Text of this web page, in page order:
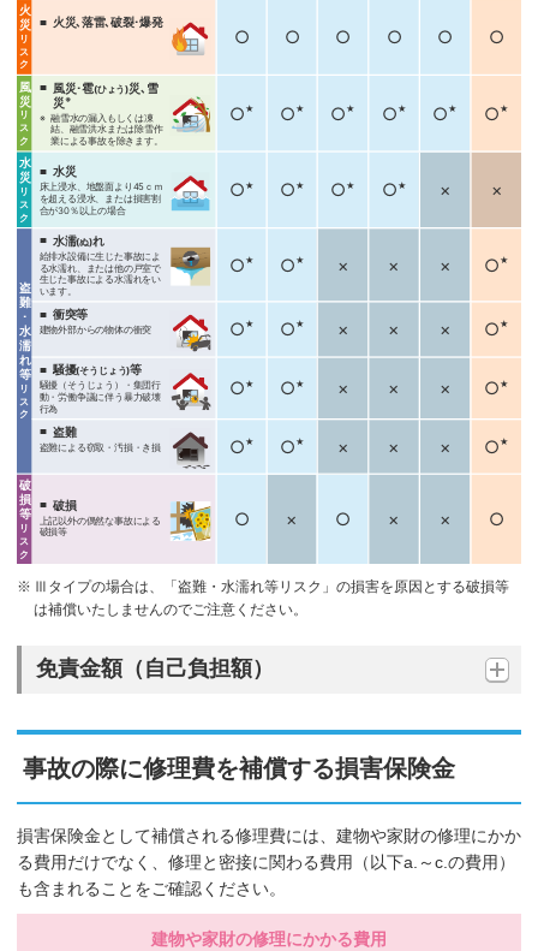
火
災
リ
ス
ク
火災､落雷､破裂･爆発
○ ○ ○ ○ ○ ○
風
災
リ
ス
ク
風災･雹(ひょう)災､雪
災※
融雪水の漏入もしくは凍
結、融雪洪水または除雪作
業による事故を除きます。
○ ★ ○ ★ ○ ★ ○ ★ ○ ★ ○ ★
水
災
リ
ス
ク
水災
床上浸水、地盤面より45ｃｍ
を超える浸水、または損害割
合が30％以上の場合
○ ★ ○ ★ ○ ★ ○ ★ × ×
盗
難
･
水
濡
れ
等
リ
ス
ク
水濡(ぬ)れ
給排水設備に生じた事故によ
る水濡れ、または他の戸室で
生じた事故による水濡れをい
います。
○ ★ ○ ★ × × × ○ ★
衝突等
建物外部からの物体の衝突 ○ ★ ○ ★ × × × ○ ★
騒擾(そうじょう)等
騒擾（そうじょう）・集団行
動・労働争議に伴う暴力破壊
行為
○ ★ ○ ★ × × × ○ ★
盗難
盗難による窃取・汚損・き損 ○ ★ ○ ★ × × × ○ ★
破
損
等
リ
ス
ク
破損
上記以外の偶然な事故による
破損等
○ × ○ × × ○
Ⅲタイプの場合は、「盗難・水濡れ等リスク」の損害を原因とする破損等
は補償いたしませんのでご注意ください。
免責金額（自己負担額）
事故の際に修理費を補償する損害保険金
損害保険金として補償される修理費には、建物や家財の修理にかか
る費用だけでなく、修理と密接に関わる費用（以下a.～c.の費用）
も含まれることをご確認ください。
建物や家財の修理にかかる費用